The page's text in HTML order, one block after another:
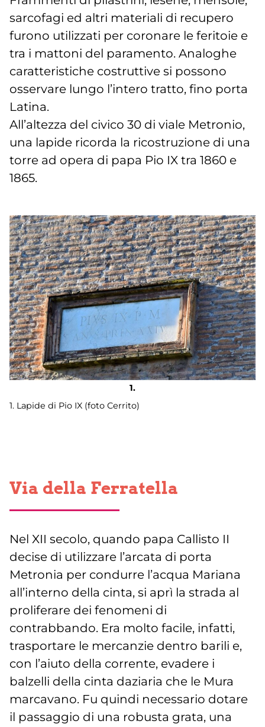
sarcofagi ed altri materiali di recupero
furono utilizzati per coronare le feritoie e
tra i mattoni del paramento. Analoghe
caratteristiche costruttive si possono
osservare lungo l’intero tratto, fino porta
Latina.
All’altezza del civico 30 di viale Metronio,
una lapide ricorda la ricostruzione di una
torre ad opera di papa Pio IX tra 1860 e
1865.
1. Lapide di Pio IX (foto Cerrito)
Via della Ferratella
Nel XII secolo, quando papa Callisto II
decise di utilizzare l’arcata di porta
Metronia per condurre l’acqua Mariana
all’interno della cinta, si aprì la strada al
proliferare dei fenomeni di
contrabbando. Era molto facile, infatti,
trasportare le mercanzie dentro barili e,
con l’aiuto della corrente, evadere i
balzelli della cinta daziaria che le Mura
marcavano. Fu quindi necessario dotare
il passaggio di una robusta grata, una